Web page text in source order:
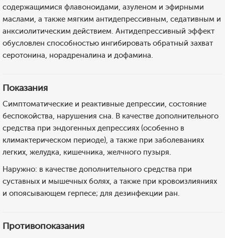
содержащимися флавоноидами, азуленом и эфирными
маслами, а также мягким антидепрессивным, седативным и
анксиолитическим действием. Антидепрессивный эффект
обусловлен способностью ингибировать обратный захват
серотонина, норадреналина и дофамина.
Показания
Симптоматические и реактивные депрессии, состояние
беспокойства, нарушения сна. В качестве дополнительного
средства при эндогенных депрессиях (особенно в
климактерическом периоде), а также при заболеваниях
легких, желудка, кишечника, желчного пузыря.
Наружно: в качестве дополнительного средства при
суставных и мышечных болях, а также при кровоизлияниях
и опоясывающем герпесе; для дезинфекции ран.
Противопоказания